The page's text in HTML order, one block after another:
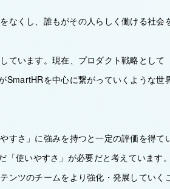
くし、誰もがその人らしく働ける社会
ています。現在、プロダクト戦略として
SmartHRを中心に繋がっていくような世
すさ」に強みを持つと一定の評価を得て
使いやすさ」が必要だと考えています。
ンツのチームをより強化・発展していく